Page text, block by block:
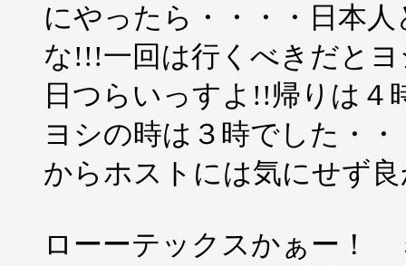
にやったら・・・・日本
な!!!一回は行くべきだと
日つらいっすよ!!帰りは
ヨシの時は３時でした・
からホストには気にせず
ローーテックスかぁー！